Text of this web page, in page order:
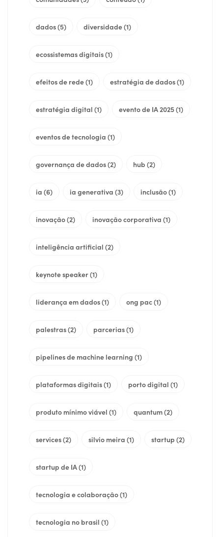
dados(5) diversidade(1)
ecossistemas digitais(1)
efeitos de rede(1) estratégia de dados(1)
estratégia digital (1) evento de IA 2025(1)
eventos de tecnologia (1)
governança de dados(2) hub (2)
ia (6) ia generativa (3) inclusão(1)
inovação(2) inovação corporativa (1)
inteligência artificial (2)
keynote speaker(1)
liderança em dados(1) ong pac(1)
palestras(2) parcerias(1)
pipelines de machine learning (1)
plataformas digitais(1) porto digital (1)
produto mínimo viável (1) quantum(2)
services(2) silvio meira (1) startup (2)
startup de IA(1)
tecnologia e colaboração(1)
tecnologia no brasil (1)